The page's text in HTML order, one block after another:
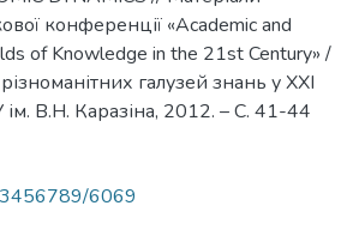
конференції «Academic and
of Knowledge in the 21st Century» /
галузей знань у XXI
ім. В.Н. Каразіна, 2012. – С. 41-44
6069